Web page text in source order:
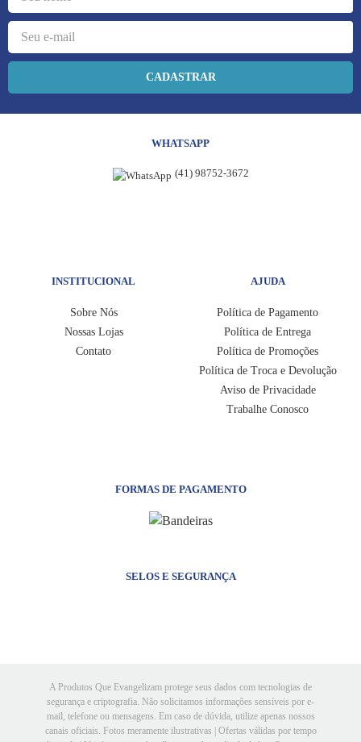
CADASTRAR
WHATSAPP
(41) 98752-3672
INSTITUCIONAL
Sobre Nós
Nossas Lojas
Contato
AJUDA
Política de Pagamento
Política de Entrega
Política de Promoções
Política de Troca e Devolução
Aviso de Privacidade
Trabalhe Conosco
FORMAS DE PAGAMENTO
SELOS E SEGURANÇA
A Produtos Que Evangelizam protege seus dados com tecnologias de
segurança e criptografia. Não solicitamos informações sensíveis por e-
mail, telefone ou mensagens. Em caso de dúvida, utilize apenas nossos
canais oficiais. Fotos meramente ilustrativas | Ofertas válidas por tempo